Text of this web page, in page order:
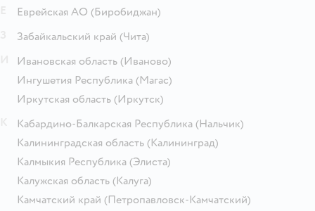
Еврейская АО (Биробиджан)
Забайкальский край (Чита)
Ивановская область (Иваново)
Ингушетия Республика (Магас)
Иркутская область (Иркутск)
Кабардино-Балкарская Республика (Нальчик)
Калининградская область (Калининград)
Калмыкия Республика (Элиста)
Калужская область (Калуга)
Камчатский край (Петропавловск-Камчатский)